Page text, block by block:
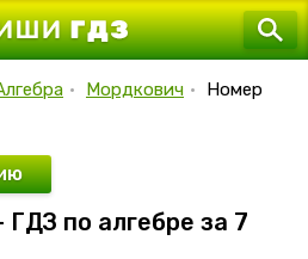
• Мордкович •
Номер
ГДЗ по алгебре за 7